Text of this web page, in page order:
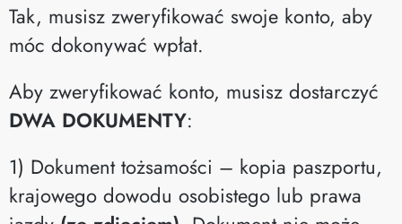
Tak, musisz zweryfikować swoje konto, aby
móc dokonywać wpłat.
Aby zweryfikować konto, musisz dostarczyć
DWA DOKUMENTY:
1) Dokument tożsamości – kopia paszportu,
krajowego dowodu osobistego lub prawa